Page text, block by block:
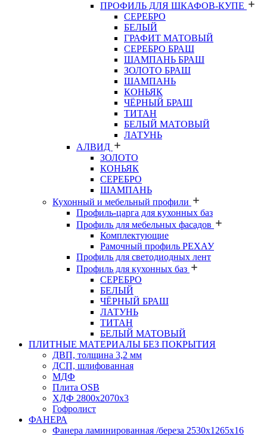
ПРОФИЛЬ ДЛЯ ШКАФОВ-КУПЕ
СЕРЕБРО
БЕЛЫЙ
ГРАФИТ МАТОВЫЙ
СЕРЕБРО БРАШ
ШАМПАНЬ БРАШ
ЗОЛОТО БРАШ
ШАМПАНЬ
КОНЬЯК
ЧЁРНЫЙ БРАШ
ТИТАН
БЕЛЫЙ МАТОВЫЙ
ЛАТУНЬ
АЛВИД
ЗОЛОТО
КОНЬЯК
СЕРЕБРО
ШАМПАНЬ
Кухонный и мебельный профили
Профиль-царга для кухонных баз
Профиль для мебельных фасадов
Комплектующие
Рамочный профиль РЕХАУ
Профиль для светодиодных лент
Профиль для кухонных баз
СЕРЕБРО
БЕЛЫЙ
ЧЁРНЫЙ БРАШ
ЛАТУНЬ
ТИТАН
БЕЛЫЙ МАТОВЫЙ
ПЛИТНЫЕ МАТЕРИАЛЫ БЕЗ ПОКРЫТИЯ
ДВП, толщина 3,2 мм
ДСП, шлифованная
МДФ
Плита OSB
ХДФ 2800х2070х3
Гофролист
ФАНЕРА
Фанера ламинированная /береза 2530х1265х16